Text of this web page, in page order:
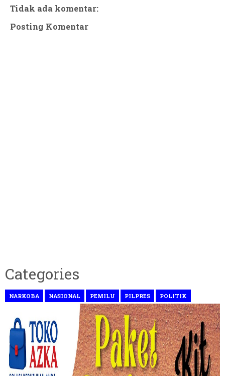
Tidak ada komentar:
Posting Komentar
Categories
NARKOBA NASIONAL PEMILU PILPRES POLITIK